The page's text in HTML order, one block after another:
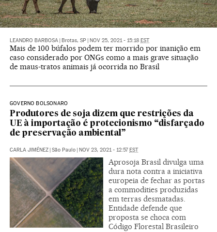
LEANDRO BARBOSA Brotas, SP NOV 25, 2021 - 15:18 EST
Mais de 100 búfalos podem ter morrido por inanição em
caso considerado por ONGs como a mais grave situação
de maus-tratos animais já ocorrida no Brasil
GOVERNO BOLSONARO
Produtores de soja dizem que restrições da
UE à importação é protecionismo “disfarçado
de preservação ambiental”
CARLA JIMÉNEZ São Paulo NOV 23, 2021 - 12:57 EST
Aprosoja Brasil divulga uma
dura nota contra a iniciativa
europeia de fechar as portas
a commodities produzidas
em terras desmatadas.
Entidade defende que
proposta se choca com
Código Florestal Brasileiro